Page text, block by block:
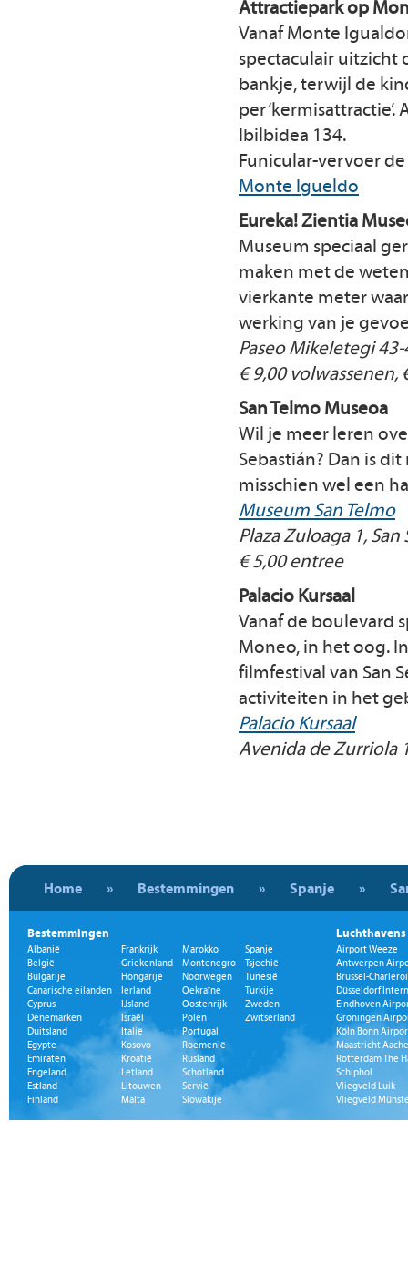
Attractiepark op
Vanaf Monte
spectaculair uitzicht
bankje, terwijl de
per
Ibilbidea 134.
Funicular-vervoer
Monte Igueldo
Eureka! Zientia
Museum speciaal
maken met de
vierkante meter
werking van je
Paseo Mikeletegi 43-
€ 9,00
San Telmo Museoa
Wil je meer leren
Sebastián? Dan is
misschien wel een
Museum San Telmo
Plaza Zuloaga 1, San
€ 5,00 entree
Palacio Kursaal
Vanaf de boulevard
Moneo, in het oog.
filmfestival van San
activiteiten in het
Palacio Kursaal
Avenida de Zurriola
Home » Bestemmingen » Spanje »
Bestemmingen
Albanië
België
Bulgarije
Canarische eilanden
Cyprus
Denemarken
Duitsland
Egypte
Emiraten
Engeland
Estland
Finland
Frankrijk
Griekenland
Hongarije
Ierland
IJsland
Israël
Italië
Kosovo
Kroatië
Letland
Litouwen
Malta
Marokko
Montenegro
Noorwegen
Oekraïne
Oostenrijk
Polen
Portugal
Roemenië
Rusland
Schotland
Servië
Slowakije
Spanje
Tsjechië
Tunesië
Turkije
Zweden
Zwitserland
Luchthavens
Airport Weeze
Antwerpen
Brussel-
Düsseldorf
Eindhoven
Groningen
Köln Bonn
Maastricht
Rotterdam The
Schiphol
Vliegveld Luik
Vliegveld